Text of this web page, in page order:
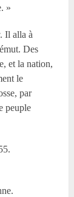
»
Il alla à
Des
et la nation,
le
par
peuple